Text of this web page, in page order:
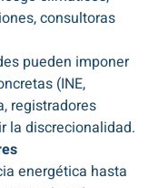
consultoras
pueden imponer
(INE,
registradores
la discrecionalidad.
energética hasta